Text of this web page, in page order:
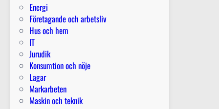
Energi
Företagande och arbetsliv
Hus och hem
IT
Jurudik
Konsumtion och nöje
Lagar
Markarbeten
Maskin och teknik